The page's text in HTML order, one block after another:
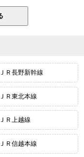
ＪＲ長野新幹線
ＪＲ東北本線
ＪＲ上越線
ＪＲ信越本線